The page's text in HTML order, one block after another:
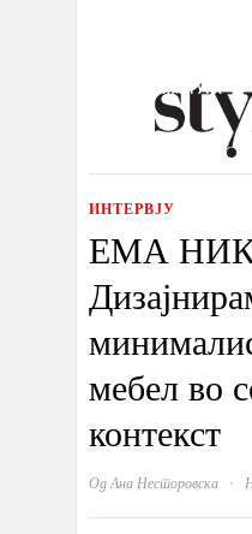
КУЛТУРА
ИЗЛОГ
ИНТЕРВЈУ
ЕМА
мебел во
контекст
ОдАна Несторовска ·